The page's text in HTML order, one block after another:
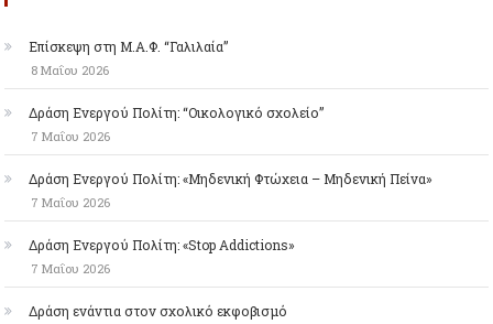
Επίσκεψη στη Μ.Α.Φ. “Γαλιλαία”
8 Μαΐου 2026
Δράση Ενεργού Πολίτη: “Οικολογικό σχολείο”
7 Μαΐου 2026
Δράση Ενεργού Πολίτη: «Μηδενική Φτώχεια – Μηδενική Πείνα»
7 Μαΐου 2026
Δράση Ενεργού Πολίτη: «Stop Addictions»
7 Μαΐου 2026
Δράση ενάντια στον σχολικό εκφοβισμό